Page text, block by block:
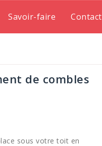
Savoir-faire Contact
de combles
sous votre toit en